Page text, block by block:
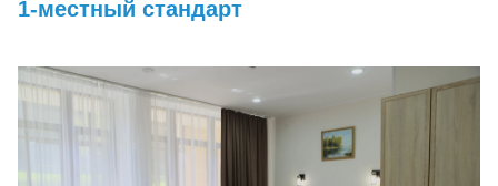
1-местный стандарт